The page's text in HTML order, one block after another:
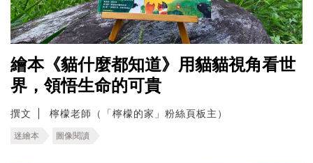
繪本《貓什麼都知道》用貓貓視角看世
界，領悟生命的可貴
撰文 檸檬老師（「檸檬的家」粉絲頁板主）
迷繪本 圖像閱讀